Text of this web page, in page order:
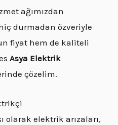
ağımızdan
durmadan özveriyle
fiyat hem de kaliteli
Asya Elektrik
çözelim.
olarak elektrik arızaları,